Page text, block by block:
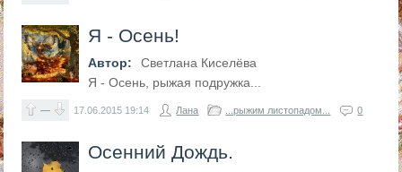
Я - Осень!
Автор:
Светлана Киселёва
Я - Осень, рыжая подружка...
— 17.06.2015 19:14 Лана ...рыжим листопадом... 0
Осенний Дождь.